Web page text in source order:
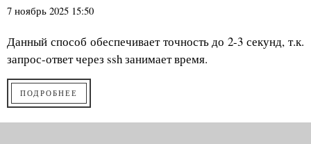
7 ноябрь 2025 15:50
Данный способ обеспечивает точность до 2-3 секунд, т.к.
запрос-ответ через ssh занимает время.
ПОДРОБНЕЕ